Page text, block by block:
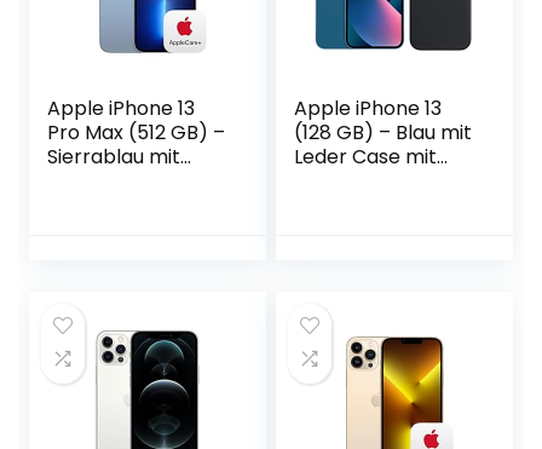
Apple iPhone 13
Pro Max (512 GB) –
Sierrablau mit
Apple iPhone 13
(128 GB) – Blau mit
Leder Case mit